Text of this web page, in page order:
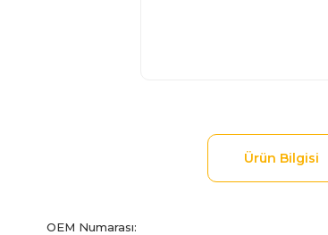
Ürün Bilgisi
OEM Numarası: